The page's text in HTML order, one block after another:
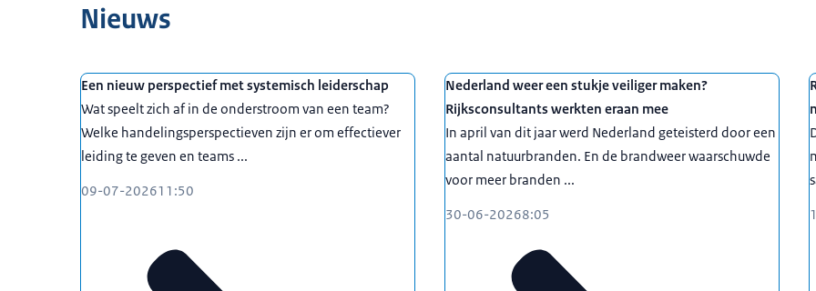
Nieuws
Een nieuw perspectief met systemisch leiderschap
Wat speelt zich af in de onderstroom van een team?
Welke handelingsperspectieven zijn er om effectiever
leiding te geven en teams ...
09-07-202611:50
Nederland weer een stukje veiliger maken?
Rijksconsultants werkten eraan mee
In april van dit jaar werd Nederland geteisterd door een
aantal natuurbranden. En de brandweer waarschuwde
voor meer branden ...
30-06-20268:05